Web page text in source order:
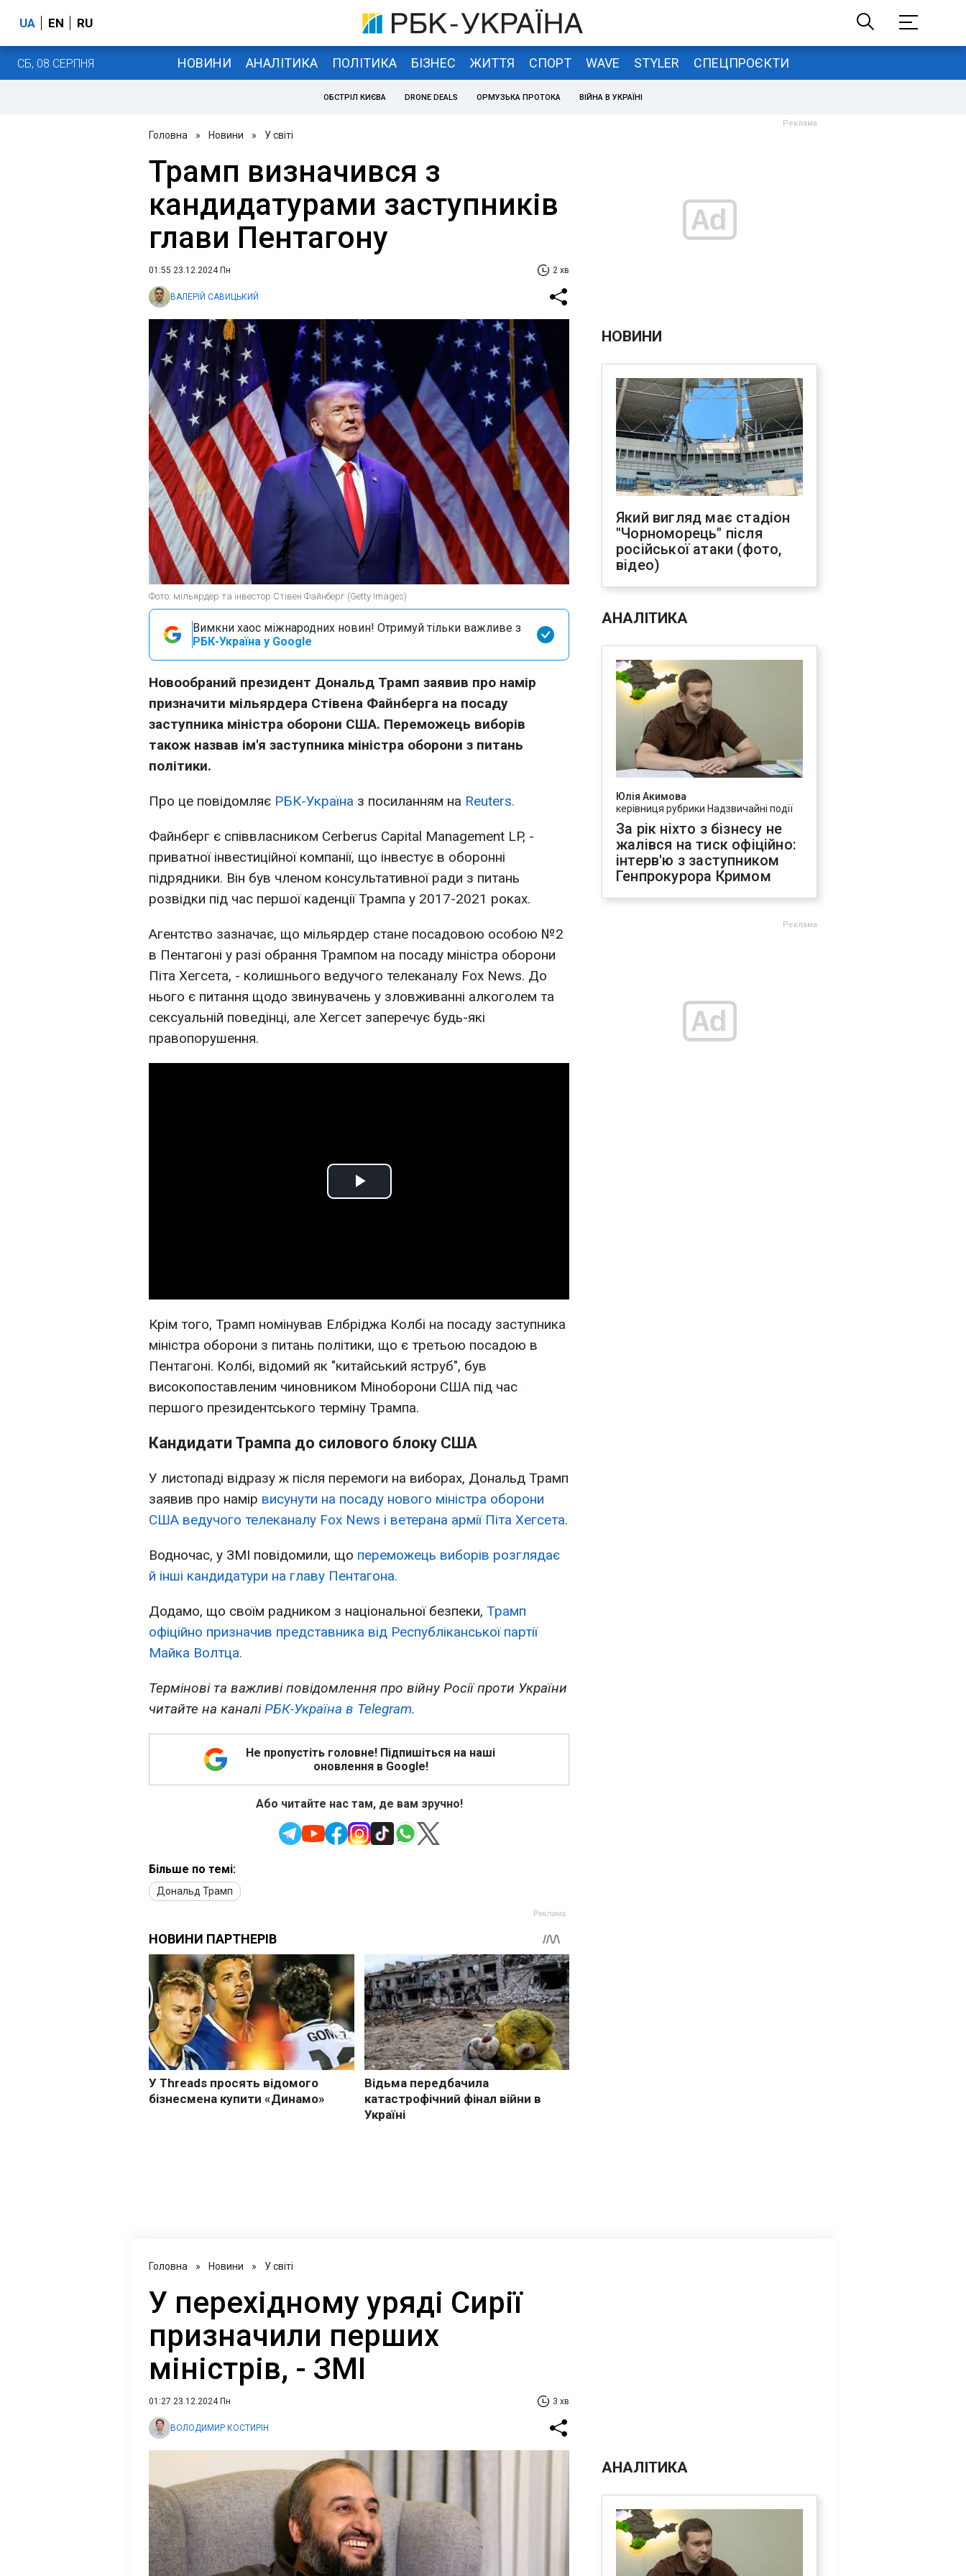
UA EN RU
СБ, 08 СЕРПНЯ НОВИНИ АНАЛІТИКА ПОЛІТИКА БІЗНЕС ЖИТТЯ СПОРТ WAVE STYLER СПЕЦПРОЄКТИ
ОБСТРІЛ КИЄВА DRONE DEALS ОРМУЗЬКА ПРОТОКА ВІЙНА В УКРАЇНІ
Головна » Новини » У світі
Трамп визначився з
кандидатурами заступників
глави Пентагону
01:55 23.12.2024 Пн 2 хв
ВАЛЕРІЙ САВИЦЬКИЙ
Фото: мільярдер та інвестор Стівен Файнберг (Getty Images)
Вимкни хаос міжнародних новин! Отримуй тільки важливе з
РБК-Україна у Google
Новообраний президент Дональд Трамп заявив про намір
призначити мільярдера Стівена Файнберга на посаду
заступника міністра оборони США. Переможець виборів
також назвав ім'я заступника міністра оборони з питань
політики.
Про це повідомляє РБК-Україна з посиланням на Reuters.
Файнберг є співвласником Cerberus Capital Management LP, -
приватної інвестиційної компанії, що інвестує в оборонні
підрядники. Він був членом консультативної ради з питань
розвідки під час першої каденції Трампа у 2017-2021 роках.
Агентство зазначає, що мільярдер стане посадовою особою №2
в Пентагоні у разі обрання Трампом на посаду міністра оборони
Піта Хегсета, - колишнього ведучого телеканалу Fox News. До
нього є питання щодо звинувачень у зловживанні алкоголем та
сексуальній поведінці, але Хегсет заперечує будь-які
правопорушення.
Play
Крім того, Трамп номінував Елбріджа Колбі на посаду заступника
міністра оборони з питань політики, що є третьою посадою в
Пентагоні. Колбі, відомий як "китайський яструб", був
високопоставленим чиновником Міноборони США під час
першого президентського терміну Трампа.
Кандидати Трампа до силового блоку США
У листопаді відразу ж після перемоги на виборах, Дональд Трамп
заявив про намір висунути на посаду нового міністра оборони
США ведучого телеканалу Fox News і ветерана армії Піта Хегсета.
Водночас, у ЗМІ повідомили, що переможець виборів розглядає
й інші кандидатури на главу Пентагона.
Додамо, що своїм радником з національної безпеки, Трамп
офіційно призначив представника від Республіканської партії
Майка Волтца.
Термінові та важливі повідомлення про війну Росії проти України
читайте на каналіРБК-Україна в Telegram.
Не пропустіть головне! Підпишіться на наші
оновлення в Google!
Або читайте нас там, де вам зручно!
Більше по темі:
Дональд Трамп
НОВИНИ
Який вигляд має стадіон
"Чорноморець" після
російської атаки (фото,
відео)
АНАЛІТИКА
Юлія Акимова
керівниця рубрики Надзвичайні події
За рік ніхто з бізнесу не
жалівся на тиск офіційно:
інтерв'ю з заступником
Генпрокурора Кримом
Головна » Новини » У світі
У перехідному уряді Сирії
призначили перших
міністрів, - ЗМІ
01:27 23.12.2024 Пн 3 хв
ВОЛОДИМИР КОСТИРІН
АНАЛІТИКА